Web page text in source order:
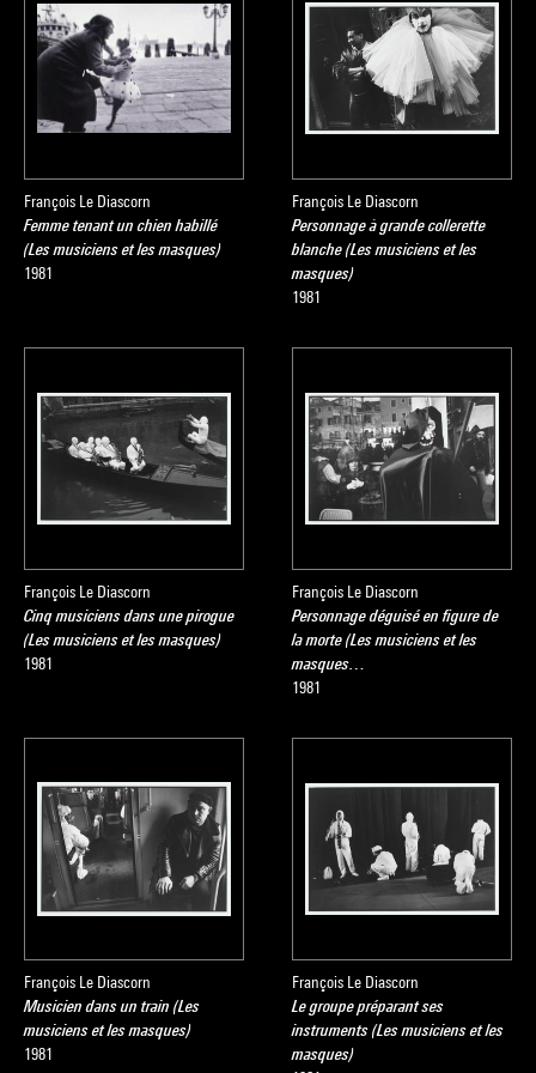
François Le Diascorn
Femme tenant un chien habillé
(Les musiciens et les masques)
1981
François Le Diascorn
Personnage à grande collerette
blanche (Les musiciens et les
masques)
1981
François Le Diascorn
Cinq musiciens dans une pirogue
(Les musiciens et les masques)
1981
François Le Diascorn
Personnage déguisé en figure de
la morte (Les musiciens et les
masques…
1981
François Le Diascorn
Musicien dans un train (Les
musiciens et les masques)
1981
François Le Diascorn
Le groupe préparant ses
instruments (Les musiciens et les
masques)